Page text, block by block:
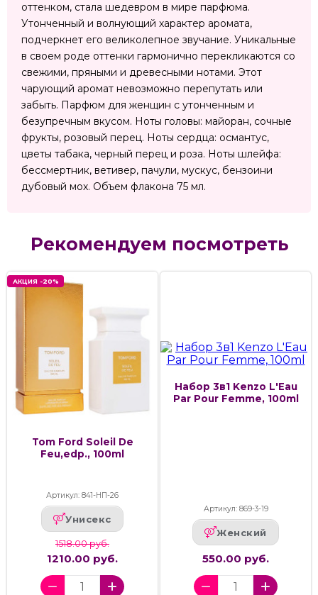
оттенком, стала шедевром в мире парфюма.
Утонченный и волнующий характер аромата,
подчеркнет его великолепное звучание. Уникальные
в своем роде оттенки гармонично перекликаются со
свежими, пряными и древесными нотами. Этот
чарующий аромат невозможно перепутать или
забыть. Парфюм для женщин с утонченным и
безупречным вкусом. Ноты головы: майоран, сочные
фрукты, розовый перец. Ноты сердца: османтус,
цветы табака, черный перец и роза. Ноты шлейфа:
бессмертник, ветивер, пачули, мускус, бензоини
дубовый мох. Объем флакона 75 мл.
Рекомендуем посмотреть
АКЦИЯ -20%
Tom Ford Soleil De
Feu,edp., 100ml
Артикул: 841-НП-26
Унисекс
1518.00 руб.
1210.00 руб.
Набор 3в1 Kenzo L'Eau
Par Pour Femme, 100ml
Артикул: 869-3-19
Женский
550.00 руб.